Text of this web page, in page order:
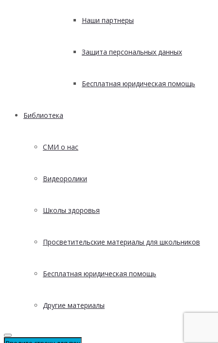
Наши партнеры
Защита персональных данных
Бесплатная юридическая помощь
Библиотека
СМИ о нас
Видеоролики
Школы здоровья
Просветительские материалы для школьников
Бесплатная юридическая помощь
Другие материалы